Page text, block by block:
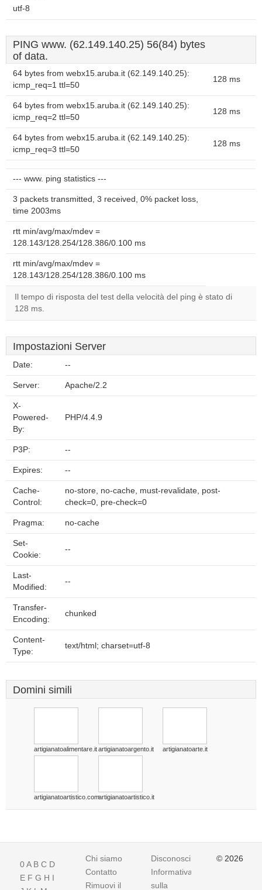
utf-8
PING www. (62.149.140.25) 56(84) bytes
of data.
64 bytes from webx15.aruba.it (62.149.140.25):
icmp_req=1 ttl=50
128 ms
64 bytes from webx15.aruba.it (62.149.140.25):
icmp_req=2 ttl=50
128 ms
64 bytes from webx15.aruba.it (62.149.140.25):
icmp_req=3 ttl=50
128 ms
--- www. ping statistics ---
3 packets transmitted, 3 received, 0% packet loss,
time 2003ms
rtt min/avg/max/mdev =
128.143/128.254/128.386/0.100 ms
rtt min/avg/max/mdev =
128.143/128.254/128.386/0.100 ms
Il tempo di risposta del test della velocità del ping è stato di
128 ms.
Impostazioni Server
Date: --
Server: Apache/2.2
X-
Powered-
By:
PHP/4.4.9
P3P: --
Expires: --
Cache-
Control:
no-store, no-cache, must-revalidate, post-
check=0, pre-check=0
Pragma: no-cache
Set-
Cookie:
--
Last-
Modified:
--
Transfer-
Encoding:
chunked
Content-
Type:
text/html; charset=utf-8
Domini simili
artigianatoalimentare.itartigianatoargento.it artigianatoarte.it
artigianatoartistico.comartigianatoartistico.it
0A B C D
E F G H I
Chi siamo
Contatto
Rimuovi il
Disconoscimento
Informativa
sulla
© 2026